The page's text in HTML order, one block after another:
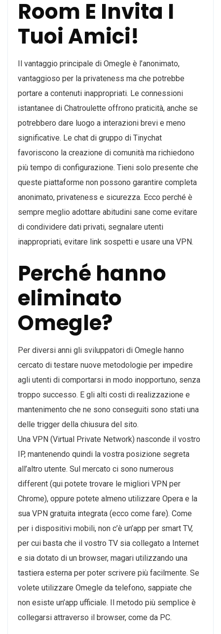
Room E Invita I
Tuoi Amici!
Il vantaggio principale di Omegle è l’anonimato,
vantaggioso per la privateness ma che potrebbe
portare a contenuti inappropriati. Le connessioni
istantanee di Chatroulette offrono praticità, anche se
potrebbero dare luogo a interazioni brevi e meno
significative. Le chat di gruppo di Tinychat
favoriscono la creazione di comunità ma richiedono
più tempo di configurazione. Tieni solo presente che
queste piattaforme non possono garantire completa
anonimato, privateness e sicurezza. Ecco perché è
sempre meglio adottare abitudini sane come evitare
di condividere dati privati, segnalare utenti
inappropriati, evitare link sospetti e usare una VPN.
Perché hanno
eliminato
Omegle?
Per diversi anni gli sviluppatori di Omegle hanno
cercato di testare nuove metodologie per impedire
agli utenti di comportarsi in modo inopportuno, senza
troppo successo. E gli alti costi di realizzazione e
mantenimento che ne sono conseguiti sono stati una
delle trigger della chiusura del sito.
Una VPN (Virtual Private Network) nasconde il vostro
IP, mantenendo quindi la vostra posizione segreta
all’altro utente. Sul mercato ci sono numerous
different (qui potete trovare le migliori VPN per
Chrome), oppure potete almeno utilizzare Opera e la
sua VPN gratuita integrata (ecco come fare). Come
per i dispositivi mobili, non c’è un’app per smart TV,
per cui basta che il vostro TV sia collegato a Internet
e sia dotato di un browser, magari utilizzando una
tastiera esterna per poter scrivere più facilmente. Se
volete utilizzare Omegle da telefono, sappiate che
non esiste un’app ufficiale. Il metodo più semplice è
collegarsi attraverso il browser, come da PC.